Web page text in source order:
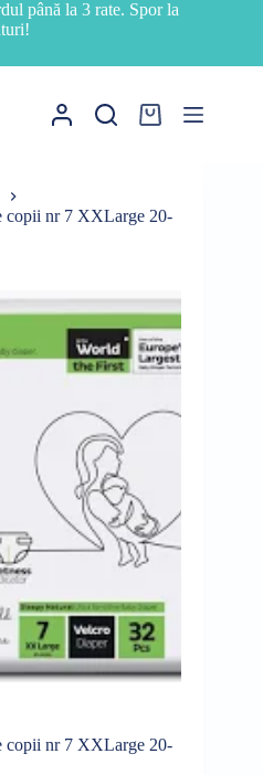
până la 3 rate. Spor la
Coș
copii nr 7 XXLarge 20-
copii nr 7 XXLarge 20-